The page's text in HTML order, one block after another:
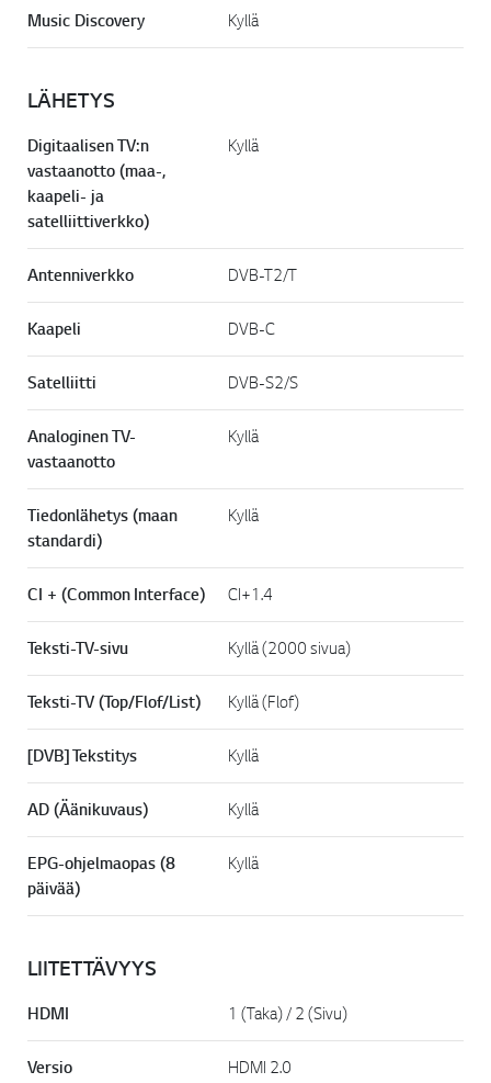
Music Discovery Kyllä
LÄHETYS
Digitaalisen TV:n
vastaanotto (maa-,
kaapeli- ja
satelliittiverkko)
Kyllä
Antenniverkko DVB-T2/T
Kaapeli DVB-C
Satelliitti DVB-S2/S
Analoginen TV-
vastaanotto
Kyllä
Tiedonlähetys (maan
standardi)
Kyllä
CI + (Common Interface) CI+1.4
Teksti-TV-sivu Kyllä (2000 sivua)
Teksti-TV (Top/Flof/List) Kyllä (Flof)
[DVB] Tekstitys Kyllä
AD (Äänikuvaus) Kyllä
EPG-ohjelmaopas (8
päivää)
Kyllä
LIITETTÄVYYS
HDMI 1 (Taka) / 2 (Sivu)
Versio HDMI 2.0